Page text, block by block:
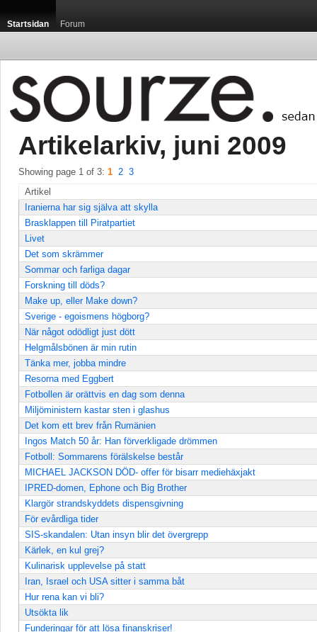
Startsidan Forum
Artikelarkiv, juni 2009
Showing page 1 of 3: 1 2 3
Artikel
Iranierna har sig själva att skylla
Brasklappen till Piratpartiet
Livet
Det som skrämmer
Sommar och farliga dagar
Forskning till döds?
Make up, eller Make down?
Sverige - egoismens högborg?
När något odödligt just dött
Helgmålsbönen är min rutin
Tänka mer, jobba mindre
Resorna med Eggbert
Fotbollen är orättvis en dag som denna
Miljöministern kastar sten i glashus
Det kom ett brev från Rumänien
Ingos Match 50 år: Han förverkligade drömmen
Fotboll: Sommarens förälskelse består
MICHAEL JACKSON DÖD- offer för bisarr mediehäxjakt
IPRED-domen, Ephone och Big Brother
Klargör strandskyddets dispensgivning
För evårdliga tider
SIS-skandalen: Utan insyn blir det övergrepp
Kärlek, en kul grej?
Kulinarisk upplevelse på statt
Iran, Israel och USA sitter i samma båt
Hur rena kan vi bli?
Utsökta lik
Funderingar för att lösa finanskriser!